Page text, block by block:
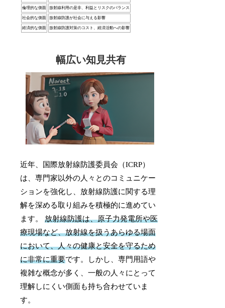
倫理的な側面 放射線利用の是非、利益とリスクのバランス
社会的な側面 放射線防護が社会に与える影響
経済的な側面 放射線防護対策のコスト、経済活動への影響
幅広い知見共有
近年、国際放射線防護委員会（ICRP）
は、専門家以外の人々とのコミュニケー
ションを強化し、放射線防護に関する理
解を深める取り組みを積極的に進めてい
ます。放射線防護は、原子力発電所や医
療現場など、放射線を扱うあらゆる場面
において、人々の健康と安全を守るため
に非常に重要です。しかし、専門用語や
複雑な概念が多く、一般の人々にとって
理解しにくい側面も持ち合わせていま
す。